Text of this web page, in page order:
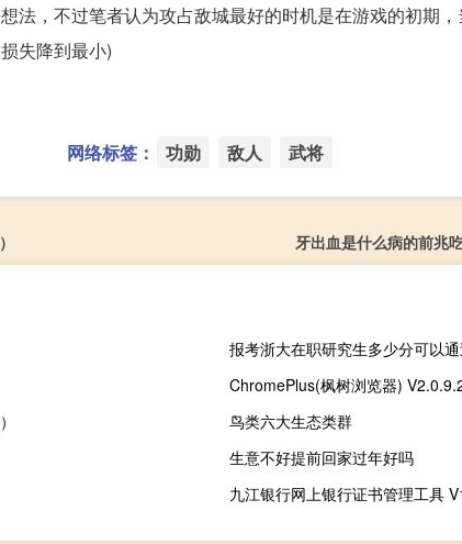
法，不过笔者认为攻占敌城最好的时机是在游戏的初期
失降到最小)
网络标签： 功勋 敌人 武将
牙出血是什么病的前兆
报考浙大在职研究生多少分可以
鸟类六大生态类群
生意不好提前回家过年好吗